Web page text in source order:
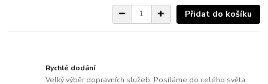
Přidat do košíku
Rychlé dodání
Velký výběr dopravních služeb. Posíláme do celého světa.